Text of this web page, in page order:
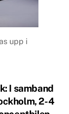
upp i
I samband
2-4